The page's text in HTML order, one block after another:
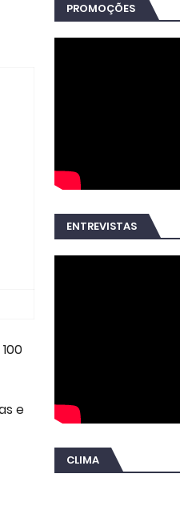
e
PROMOÇÕES
ENTREVISTAS
CLIMA